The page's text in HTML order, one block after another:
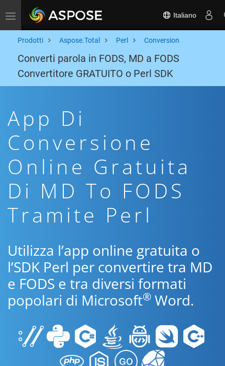
Toggle navigation Italiano
Prodotti Aspose.Total Perl Conversion
Converti parola in FODS, MD a FODS
Convertitore GRATUITO o Perl SDK
App Di
Conversione
Online Gratuita
Di MD To FODS
Tramite Perl
Utilizza l’app online gratuita o
l’SDK Perl per convertire tra MD
e FODS e tra diversi formati
popolari di Microsoft® Word.